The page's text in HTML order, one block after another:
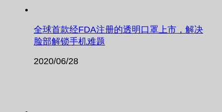
全球首款经FDA注册的透明口罩上市，解决
脸部解锁手机难题
2020/06/28